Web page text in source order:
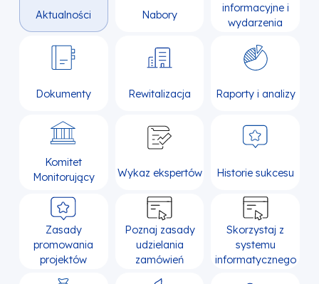
Aktualności Nabory
informacyjne i
wydarzenia
Dokumenty Rewitalizacja Raporty i analizy
Komitet
Monitorujący
Wykaz ekspertów Historie sukcesu
Zasady
promowania
projektów
Poznaj zasady
udzielania
zamówień
Skorzystaj z
systemu
informatycznego